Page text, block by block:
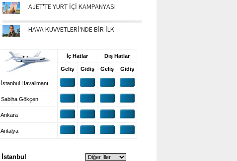
AJET'TE YURT İÇİ KAMPANYASI
HAVA KUVVETLERİ'NDE BİR İLK
İç Hatlar Dış Hatlar
Geliş Gidiş Geliş Gidiş
İstanbul Havalimanı
Sabiha Gökçen
Ankara
Antalya
İstanbul